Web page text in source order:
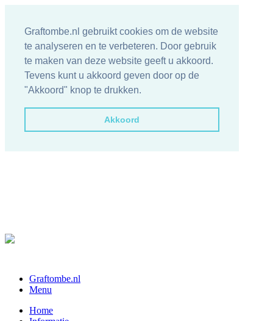
Graftombe.nl gebruikt cookies om de website
te analyseren en te verbeteren. Door gebruik
te maken van deze website geeft u akkoord.
Tevens kunt u akkoord geven door op de
"Akkoord" knop te drukken.
Akkoord
Graftombe.nl
Menu
Home